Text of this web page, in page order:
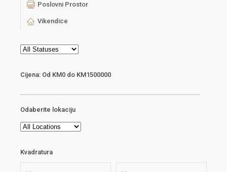
Poslovni Prostor
Vikendice
Cijena: Od KM0 do KM1500000
Odaberite lokaciju
Kvadratura